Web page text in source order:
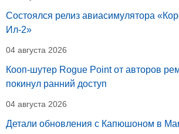
Состоялся релиз авиасимулятора
Ил-2»
04 августа 2026
Кооп-шутер Rogue Point от авторов
покинул ранний доступ
04 августа 2026
Детали обновления с Капюшоном в